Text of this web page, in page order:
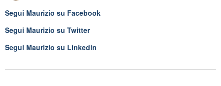
Segui Maurizio su Facebook
Segui Maurizio su Twitter
Segui Maurizio su Linkedin